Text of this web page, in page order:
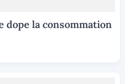
dope la consommation